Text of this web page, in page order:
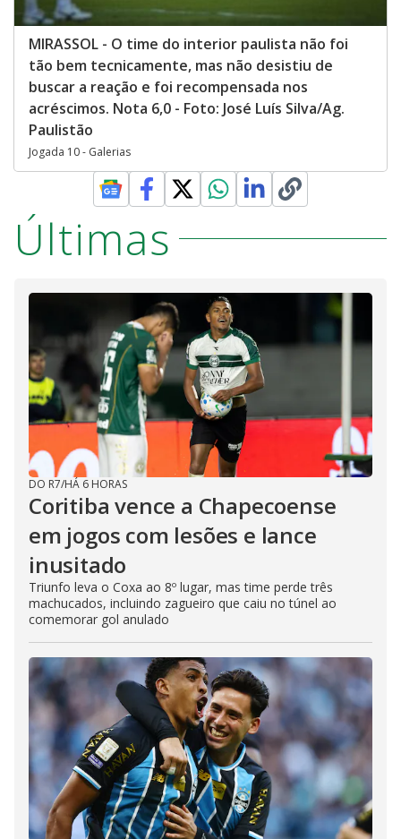
MIRASSOL - O time do interior paulista não foi
tão bem tecnicamente, mas não desistiu de
buscar a reação e foi recompensada nos
acréscimos. Nota 6,0 - Foto: José Luís Silva/Ag.
Paulistão
Jogada 10 - Galerias
Últimas
DO R7/HÁ 6 HORAS
Coritiba vence a Chapecoense
em jogos com lesões e lance
inusitado
Triunfo leva o Coxa ao 8º lugar, mas time perde três
machucados, incluindo zagueiro que caiu no túnel ao
comemorar gol anulado